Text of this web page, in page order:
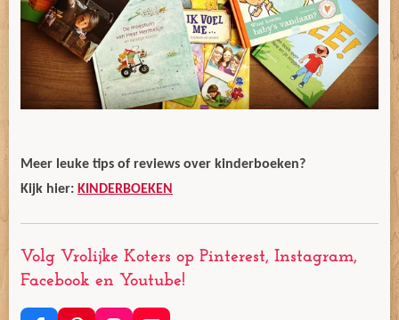
Meer leuke tips of reviews over kinderboeken?
Kijk hier: KINDERBOEKEN
Volg Vrolijke Koters op Pinterest, Instagram,
Facebook en Youtube!